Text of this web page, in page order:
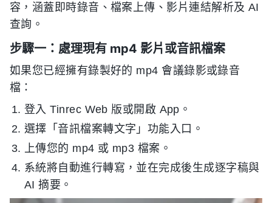
容，涵蓋即時錄音、檔案上傳、影片連結解析及 AI
查詢。
步驟一：處理現有 mp4 影片或音訊檔案
如果您已經擁有錄製好的 mp4 會議錄影或錄音
檔：
登入 Tinrec Web 版或開啟 App。
選擇「音訊檔案轉文字」功能入口。
上傳您的 mp4 或 mp3 檔案。
系統將自動進行轉寫，並在完成後生成逐字稿與
AI 摘要。